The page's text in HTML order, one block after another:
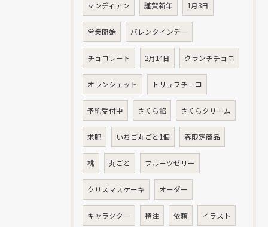
マンディアン 謹賀新年 1月3日
営業開始 バレンタインデー
チョコレート 2月14日 クランチチョコ
オランジェット トリュフチョコ
予約受付中 さくら餡 さくらクリーム
求肥 いちご丸ごと1個 春限定商品
桃 丸ごと フルーツゼリー
クリスマスケーキ オーダー
キャラクター 特注 依頼 イラスト